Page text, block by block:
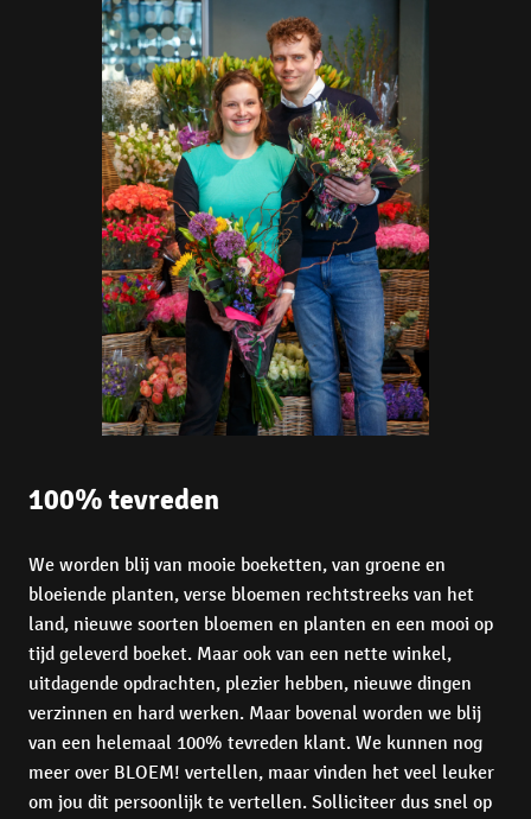
100% tevreden
We worden blij van mooie boeketten, van groene en
bloeiende planten, verse bloemen rechtstreeks van het
land, nieuwe soorten bloemen en planten en een mooi op
tijd geleverd boeket. Maar ook van een nette winkel,
uitdagende opdrachten, plezier hebben, nieuwe dingen
verzinnen en hard werken. Maar bovenal worden we blij
van een helemaal 100% tevreden klant. We kunnen nog
meer over BLOEM! vertellen, maar vinden het veel leuker
om jou dit persoonlijk te vertellen. Solliciteer dus snel op